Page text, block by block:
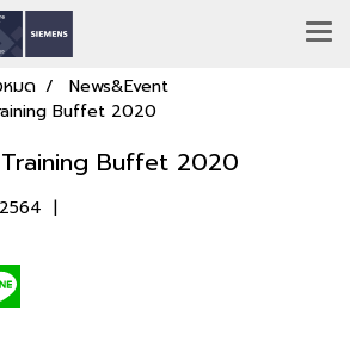
หมด
News&Event
Buffet 2020
Buffet 2020
|